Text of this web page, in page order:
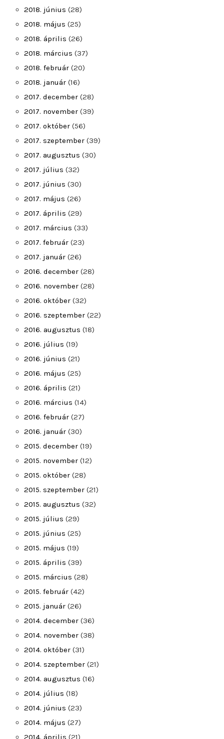
2018. június (28)
2018. május (25)
2018. április (26)
2018. március (37)
2018. február (20)
2018. január (16)
2017. december (28)
2017. november (39)
2017. október (56)
2017. szeptember (39)
2017. augusztus (30)
2017. július (32)
2017. június (30)
2017. május (26)
2017. április (29)
2017. március (33)
2017. február (23)
2017. január (26)
2016. december (28)
2016. november (28)
2016. október (32)
2016. szeptember (22)
2016. augusztus (18)
2016. július (19)
2016. június (21)
2016. május (25)
2016. április (21)
2016. március (14)
2016. február (27)
2016. január (30)
2015. december (19)
2015. november (12)
2015. október (28)
2015. szeptember (21)
2015. augusztus (32)
2015. július (29)
2015. június (25)
2015. május (19)
2015. április (39)
2015. március (28)
2015. február (42)
2015. január (26)
2014. december (36)
2014. november (38)
2014. október (31)
2014. szeptember (21)
2014. augusztus (16)
2014. július (18)
2014. június (23)
2014. május (27)
2014. április (21)